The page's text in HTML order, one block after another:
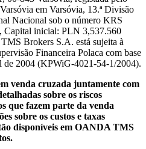
em Varsóvia, 13.ª Divisão
Nacional sob o número KRS
Capital inicial: PLN 3,537.560
Brokers S.A. está sujeita à
Financeira Polaca com base
de 2004 (KPWiG-4021-54-1/2004).
venda cruzada juntamente com
sobre os riscos
que fazem parte da venda
sobre os custos e taxas
disponíveis em OANDA TMS